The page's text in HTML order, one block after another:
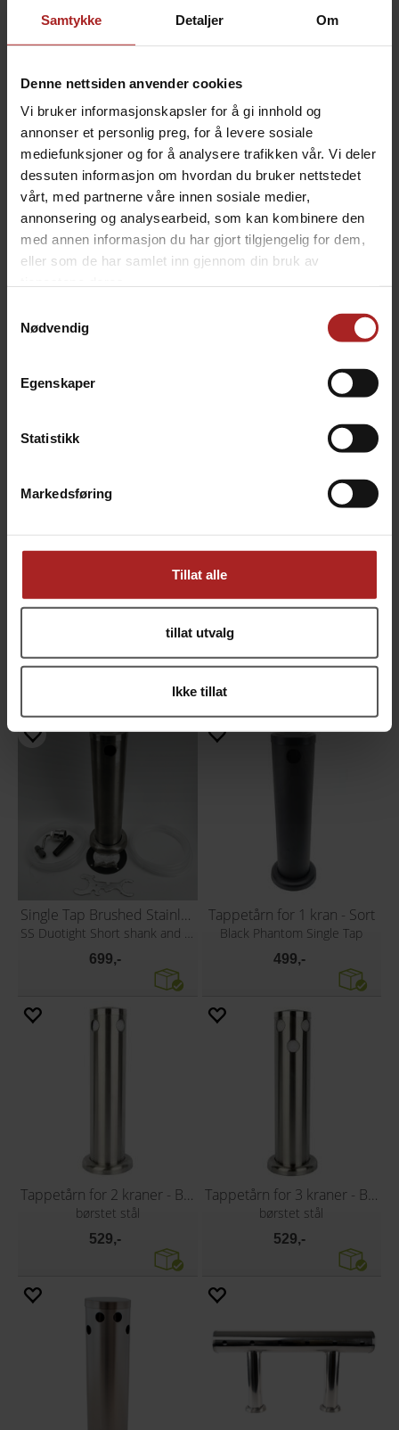
Samtykke Detaljer Om
Denne nettsiden anvender cookies
Vi bruker informasjonskapsler for å gi innhold og
annonser et personlig preg, for å levere sosiale
mediefunksjoner og for å analysere trafikken vår. Vi deler
dessuten informasjon om hvordan du bruker nettstedet
vårt, med partnerne våre innen sosiale medier,
annonsering og analysearbeid, som kan kombinere den
med annen informasjon du har gjort tilgjengelig for dem,
eller som de har samlet inn gjennom din bruk av
Nødvendig
Egenskaper
Statistikk
Markedsføring
Tillat alle
tillat utvalg
Ikke tillat
TILBEHØR
EVABarrier slange 4 mm ID x 8 mm OD Nukatap Shank til tappetårn - Blank
559,-
ALTERNATIVER
Single Tap Brushed Stainless Font Kit
699,-
Tappetårn for 1 kran - Sort
Black Phantom Single Tap
499,-
Tappetårn for 2 kraner - Blank
børstet stål
529,-
Tappetårn for 3 kraner - Blank
børstet stål
529,-